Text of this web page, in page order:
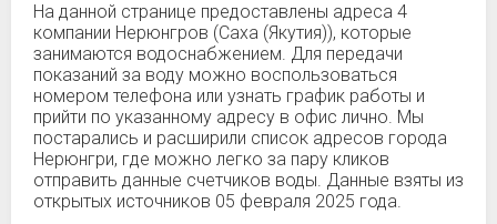
На данной странице предоставлены адреса 4
компании Нерюнгров (Саха (Якутия)), которые
занимаются водоснабжением. Для передачи
показаний за воду можно воспользоваться
номером телефона или узнать график работы и
прийти по указанному адресу в офис лично. Мы
постарались и расширили список адресов города
Нерюнгри, где можно легко за пару кликов
отправить данные счетчиков воды. Данные взяты из
открытых источников 05 февраля 2025 года.